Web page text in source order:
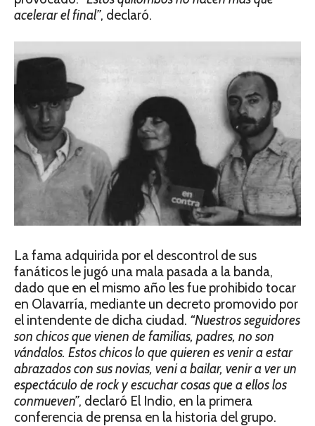
acelerar el final”, declaró.
La fama adquirida por el descontrol de sus
fanáticos le jugó una mala pasada a la banda,
dado que en el mismo año les fue prohibido tocar
en Olavarría, mediante un decreto promovido por
el intendente de dicha ciudad. “Nuestros seguidores
son chicos que vienen de familias, padres, no son
vándalos. Estos chicos lo que quieren es venir a estar
abrazados con sus novias, veni a bailar, venir a ver un
espectáculo de rock y escuchar cosas que a ellos los
conmueven”, declaró El Indio, en la primera
conferencia de prensa en la historia del grupo.